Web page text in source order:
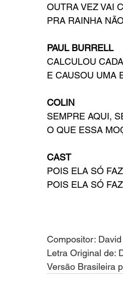
OUTRA VEZ VAI
PRA RAINHA
PAUL BURRELL
CALCULOU
E CAUSOU UMA
COLIN
SEMPRE AQUI,
O QUE ESSA
CAST
POIS ELA SÓ
POIS ELA SÓ
Compositor:
Letra Original de:
Versão Brasileira